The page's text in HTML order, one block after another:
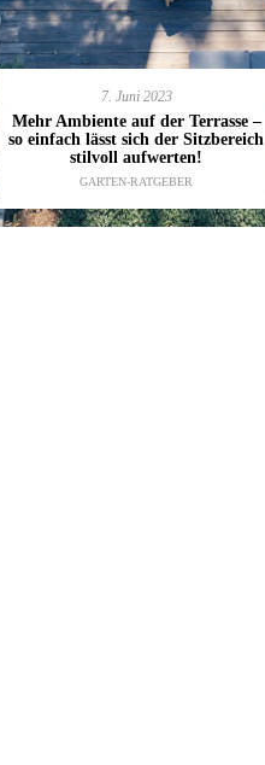
7. Juni 2023
Mehr Ambiente auf der Terrasse –
so einfach lässt sich der Sitzbereich
stilvoll aufwerten!
GARTEN-RATGEBER